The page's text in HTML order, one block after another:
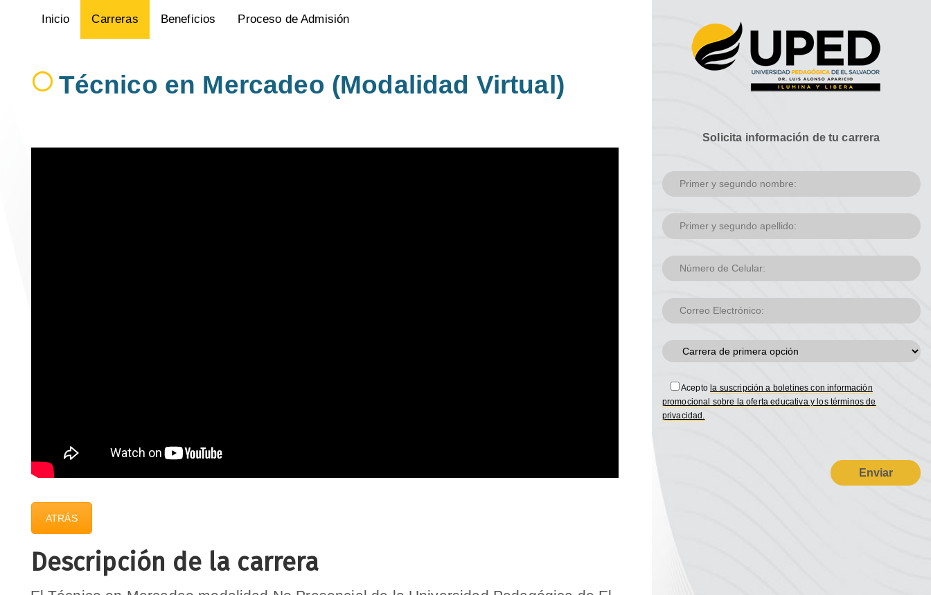
Inicio Carreras Beneficios Proceso de Admisión
Solicita información de tu carrera
Acepto la suscripción a boletines con información
promocional sobre la oferta educativa y los términos de
privacidad.
Técnico en Mercadeo (Modalidad Virtual)
ATRÁS
Descripción de la carrera